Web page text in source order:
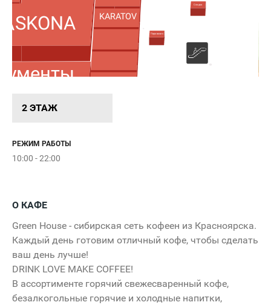
2 ЭТАЖ
РЕЖИМ РАБОТЫ
10:00 - 22:00
Сладко
Паровозик
KARATOV
ASKONA
О КАФЕ
Green House - сибирская сеть кофеен из Красноярска.
Каждый день готовим отличный кофе, чтобы сделать
ваш день лучше!
DRINK LOVE MAKE COFFEE!
В ассортименте горячий свежесваренный кофе,
безалкогольные горячие и холодные напитки,